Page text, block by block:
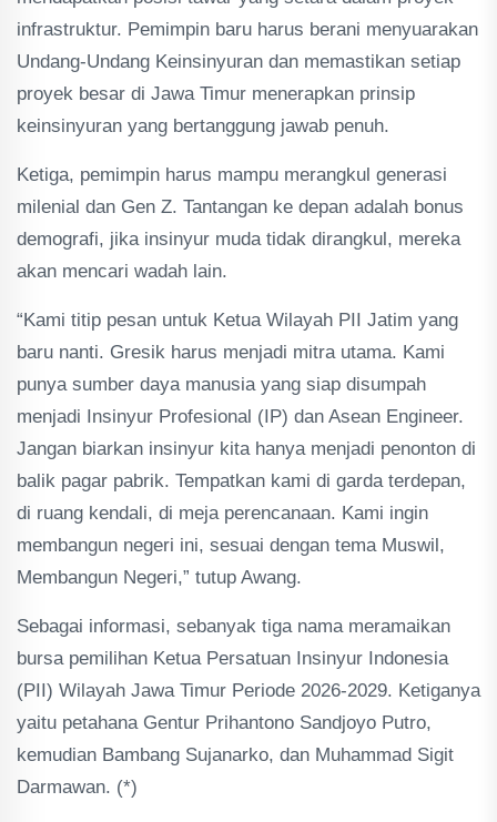
infrastruktur. Pemimpin baru harus berani menyuarakan
Undang-Undang Keinsinyuran dan memastikan setiap
proyek besar di Jawa Timur menerapkan prinsip
keinsinyuran yang bertanggung jawab penuh.
Ketiga, pemimpin harus mampu merangkul generasi
milenial dan Gen Z. Tantangan ke depan adalah bonus
demografi, jika insinyur muda tidak dirangkul, mereka
akan mencari wadah lain.
“Kami titip pesan untuk Ketua Wilayah PII Jatim yang
baru nanti. Gresik harus menjadi mitra utama. Kami
punya sumber daya manusia yang siap disumpah
menjadi Insinyur Profesional (IP) dan Asean Engineer.
Jangan biarkan insinyur kita hanya menjadi penonton di
balik pagar pabrik. Tempatkan kami di garda terdepan,
di ruang kendali, di meja perencanaan. Kami ingin
membangun negeri ini, sesuai dengan tema Muswil,
Membangun Negeri,” tutup Awang.
Sebagai informasi, sebanyak tiga nama meramaikan
bursa pemilihan Ketua Persatuan Insinyur Indonesia
(PII) Wilayah Jawa Timur Periode 2026-2029. Ketiganya
yaitu petahana Gentur Prihantono Sandjoyo Putro,
kemudian Bambang Sujanarko, dan Muhammad Sigit
Darmawan. (*)